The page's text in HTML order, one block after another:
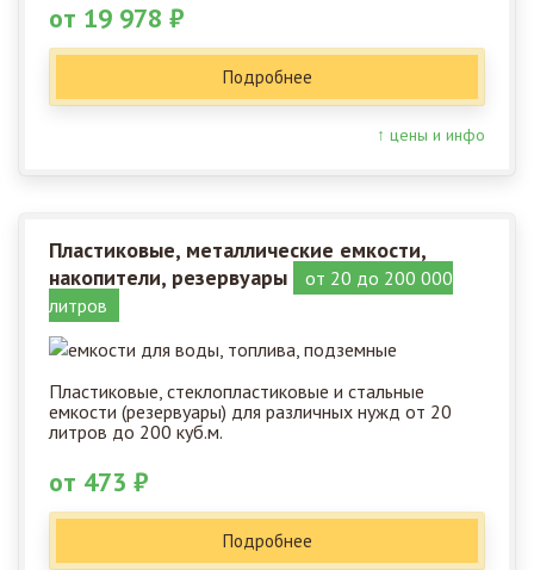
от 19 978 ₽
Подробнее
↑ цены и инфо
Пластиковые, металлические емкости,
накопители, резервуары
от 20 до 200 000
литров
Пластиковые, стеклопластиковые и стальные
емкости (резервуары) для различных нужд от 20
литров до 200 куб.м.
от 473 ₽
Подробнее